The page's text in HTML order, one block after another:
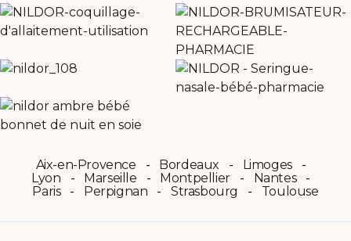
Aix-en-Provence Bordeaux
Limoges
Lyon
Marseille Montpellier
Nantes
Paris
Perpignan Strasbourg Toulouse